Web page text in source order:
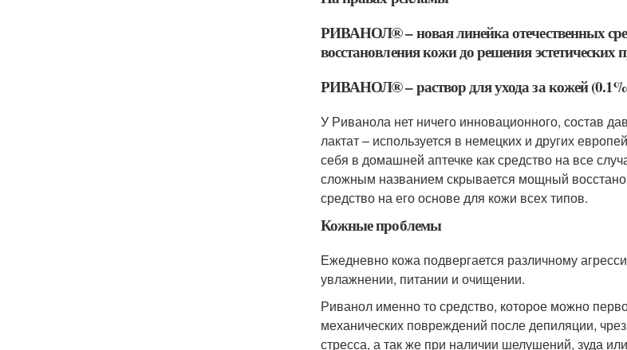
РИВАНОЛ® – новая линейка отечественных
восстановления кожи до решения
РИВАНОЛ® – раствор для ухода за кожей
У Риванола нет ничего инновационного, состав
лактат – используется в немецких и других
себя в домашней аптечке как средство на все
сложным названием скрывается мощный
средство на его основе для кожи всех типов.
Кожные проблемы
Ежедневно кожа подвергается различному
увлажнении, питании и очищении.
Риванол именно то средство, которое можно
механических повреждений после депиляции,
стресса, а так же при наличии шелушений, зуда